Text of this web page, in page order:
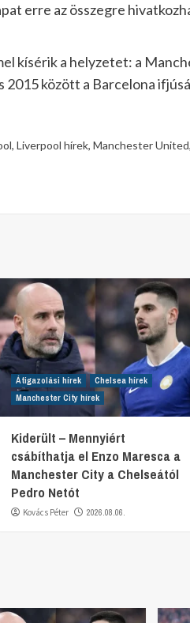
erre az összegre
kísérik a helyzetet: a
között a Barcelona
, Liverpool hírek, Manchester United,
Átigazolási hírek
Chelsea hírek
Manchester City hírek
Kiderült – Mennyiért
csábíthatja el Enzo Maresca a
Manchester City a Chelseától
Pedro Netót
Kovács Péter 2026.08.06.